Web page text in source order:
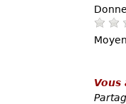
Vous